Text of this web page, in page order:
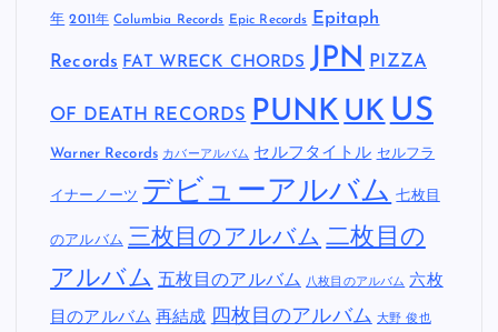
年 2011年 Columbia Records Epic Records Epitaph
Records FAT WRECK CHORDS JPN PIZZA
OF DEATH RECORDS PUNK UK US
Warner Records カバーアルバム セルフタイトル セルフラ
イナーノーツ デビューアルバム 七枚目
のアルバム 三枚目のアルバム 二枚目の
アルバム 五枚目のアルバム 八枚目のアルバム 六枚
目のアルバム 再結成 四枚目のアルバム 大野 俊也